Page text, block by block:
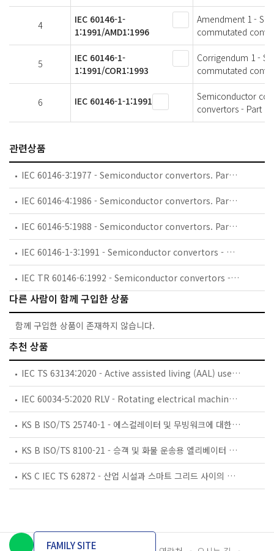
4
IEC 60146-1-
1:1991/AMD1:1996
Amendment 1 -
commutated
5
IEC 60146-1-
1:1991/COR1:1993
Corrigendum 1 -
commutated
6 IEC 60146-1-1:1991
Semiconductor
convertors - Part
관련상품
IEC 60146-3:1977 - Semiconductor convertors. Part 3: Semiconductor direct d.c. convertors (d.c. chopper convertors)
IEC 60146-4:1986 - Semiconductor convertors. Part 4: Method of specifying the performance and test requirements of uninterruptible power systems
IEC 60146-5:1988 - Semiconductor convertors. Part 5: Switches for uninterruptible power systems (UPS switches)
IEC 60146-1-3:1991 - Semiconductor convertors - General requirements and line commutated convertors - Part 1-3: Transformers and reactors
IEC TR 60146-6:1992 - Semiconductor convertors - Part 6: Application guide for the protection of semiconductor convertors against overcurrent by fuses
다른 사람이 함께 구입한 상품
함께 구입한 상품이 존재하지 않습니다.
추천 상품
IEC TS 63134:2020 - Active assisted living (AAL) use cases
IEC 60034-5:2020 RLV - Rotating electrical machines - Part 5: Degrees of protection provided by the integral design of rotating electrical machines (IP code) - Classification
KS B ISO/TS 25740-1 - 에스컬레이터 및 무빙워크에 대한 안전요건 — 제1부: 세계공통 필수 안전요건(GESRs)
KS B ISO/TS 8100-21 - 승객 및 화물 운송용 엘리베이터 —제21부: 세계공통 필수안전요건(GESRs)을 충족하는 세계공통 안전 파라미터(GSPs)
KS C IEC TS 62872 - 산업 시설과 스마트 그리드 사이의 산업 공정 측정, 제어 및 자동화 시스템 인터페이스
FAMILY SITE